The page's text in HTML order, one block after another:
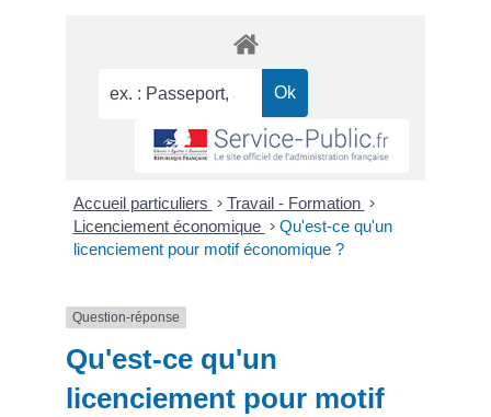
Accueil particuliers > Travail - Formation >
Licenciement économique > Qu'est-ce qu'un
licenciement pour motif économique ?
Question-réponse
Qu'est-ce qu'un
licenciement pour motif